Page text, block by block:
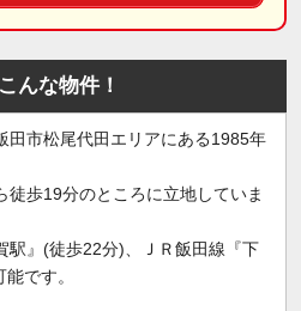
んな物件！
田市松尾代田エリアにある1985年
徒歩19分のところに立地していま
駅』(徒歩22分)、ＪＲ飯田線『下
です。